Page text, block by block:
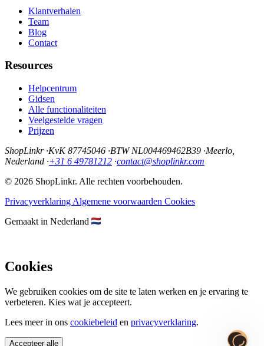
Klantverhalen
Team
Blog
Contact
Resources
Helpcentrum
Gidsen
Alle functionaliteiten
Veelgestelde vragen
Prijzen
ShopLinkr ·KvK 87745046 ·BTW NL004469462B39 ·Meerlo,
Nederland ·+31 6 49781212 ·contact@shoplinkr.com
© 2026 ShopLinkr. Alle rechten voorbehouden.
Privacyverklaring Algemene voorwaarden Cookies
Gemaakt in Nederland
Cookies
We gebruiken cookies om de site te laten werken en je ervaring te
verbeteren. Kies wat je accepteert.
Lees meer in ons cookiebeleid en privacyverklaring.
Accepteer alle